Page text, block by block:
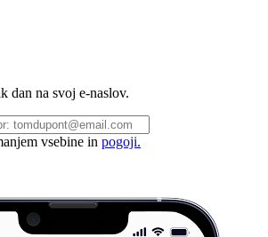
dan na svoj e-naslov.
vsebine in pogoji.